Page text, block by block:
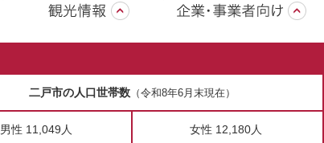
二戸市の人口世帯数（令和8年6月末現在）
男性 11,049人 女性 12,180人